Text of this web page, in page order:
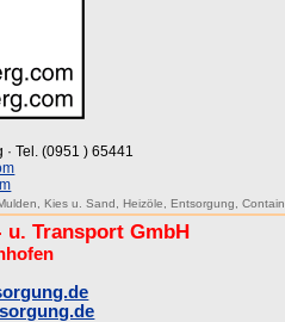
· Tel. (0951 ) 65441
,Kies u. Sand ,Heizöle ,Entsorgung ,
u. Transport GmbH